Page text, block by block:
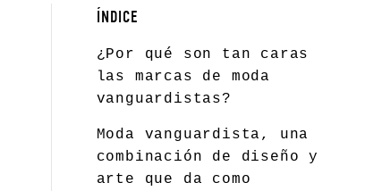
ÍNDICE
¿Por qué son tan caras
las marcas de moda
vanguardistas?
Moda vanguardista, una
combinación de diseño y
arte que da como